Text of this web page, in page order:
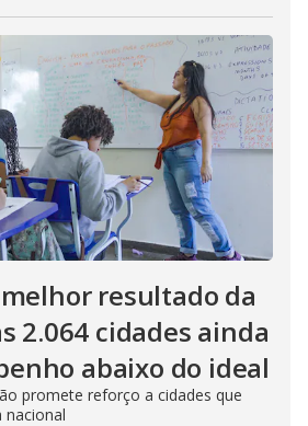
resultado da
2.064 cidades ainda
abaixo do ideal
promete reforço a cidades que